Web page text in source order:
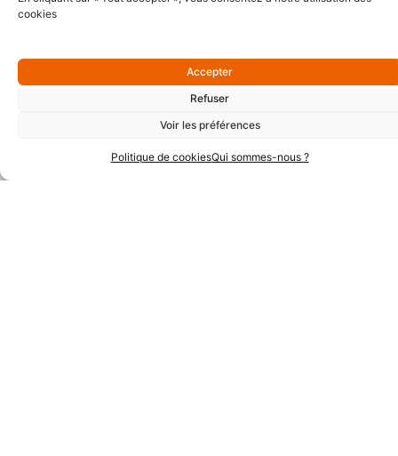
cookies
Accepter
Refuser
Voir les préférences
Politique de cookiesQui sommes-nous ?